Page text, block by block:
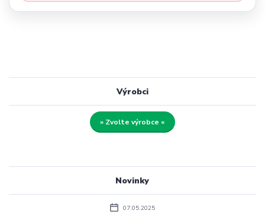
Novinky
07.05.2025
Výrobci
» Zvolte výrobce «